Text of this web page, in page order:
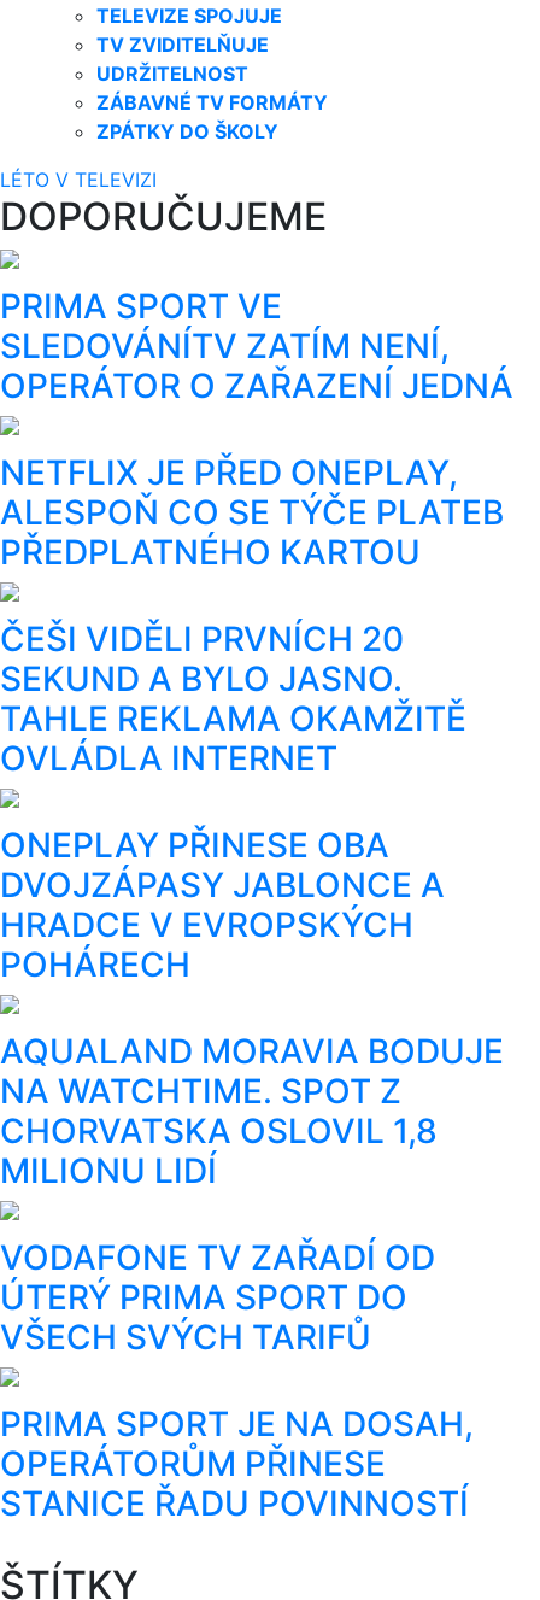
TELEVIZE SPOJUJE
TV ZVIDITELŇUJE
UDRŽITELNOST
ZÁBAVNÉ TV FORMÁTY
ZPÁTKY DO ŠKOLY
LÉTO V TELEVIZI
DOPORUČUJEME
PRIMA SPORT VE
SLEDOVÁNÍTV ZATÍM NENÍ,
OPERÁTOR O ZAŘAZENÍ JEDNÁ
NETFLIX JE PŘED ONEPLAY,
ALESPOŇ CO SE TÝČE PLATEB
PŘEDPLATNÉHO KARTOU
ČEŠI VIDĚLI PRVNÍCH 20
SEKUND A BYLO JASNO.
TAHLE REKLAMA OKAMŽITĚ
OVLÁDLA INTERNET
ONEPLAY PŘINESE OBA
DVOJZÁPASY JABLONCE A
HRADCE V EVROPSKÝCH
POHÁRECH
AQUALAND MORAVIA BODUJE
NA WATCHTIME. SPOT Z
CHORVATSKA OSLOVIL 1,8
MILIONU LIDÍ
VODAFONE TV ZAŘADÍ OD
ÚTERÝ PRIMA SPORT DO
VŠECH SVÝCH TARIFŮ
PRIMA SPORT JE NA DOSAH,
OPERÁTORŮM PŘINESE
STANICE ŘADU POVINNOSTÍ
ŠTÍTKY